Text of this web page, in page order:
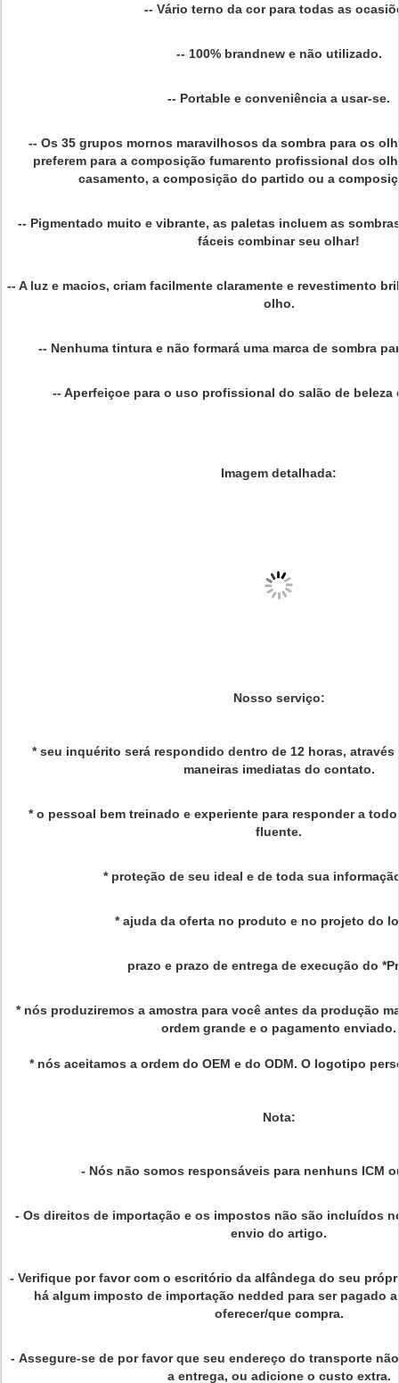
-- Vário terno da cor para todas as
-- 100% brandnew e não utilizado.
-- Portable e conveniência a usar-se.
-- Os 35 grupos mornos maravilhosos da sombra para os
preferem para a composição fumarento profissional dos
casamento, a composição do partido ou a
-- Pigmentado muito e vibrante, as paletas incluem as
fáceis combinar seu olhar!
-- A luz e macios, criam facilmente claramente e revestimento
olho.
-- Nenhuma tintura e não formará uma marca de sombra
-- Aperfeiçoe para o uso profissional do salão de
Imagem detalhada:
Nosso serviço:
* seu inquérito será respondido dentro de 12 horas, através
maneiras imediatas do contato.
* o pessoal bem treinado e experiente para responder a
fluente.
* proteção de seu ideal e de toda sua
* ajuda da oferta no produto e no projeto do
prazo e prazo de entrega de execução do
* nós produziremos a amostra para você antes da produção
ordem grande e o pagamento enviado.
* nós aceitamos a ordem do OEM e do ODM. O logotipo
Nota:
- Nós não somos responsáveis para nenhuns ICM
- Os direitos de importação e os impostos não são incluídos
envio do artigo.
- Verifique por favor com o escritório da alfândega do seu
há algum imposto de importação nedded para ser pagado
oferecer/que compra.
- Assegure-se de por favor que seu endereço do transporte
a entrega, ou adicione o custo extra.